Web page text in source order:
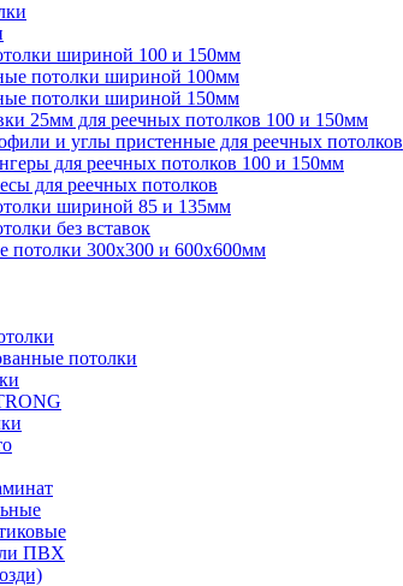
шириной 100 и 150мм
потолки шириной 100мм
потолки шириной 150мм
25мм для реечных потолков 100 и 150мм
и углы пристенные для реечных потолков
для реечных потолков 100 и 150мм
для реечных потолков
шириной 85 и 135мм
без вставок
потолки 300х300 и 600х600мм
потолки
ПВХ